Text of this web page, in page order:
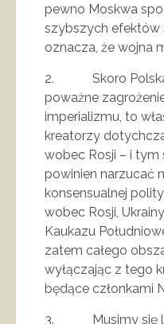
pewno Moskwa
szybszych efektów
oznacza, że wojna
2. Skoro Polska
poważne
imperializmu, to
kreatorzy
wobec Rosji – i tym
powinien narzucać
konsensualnej
wobec Rosji,
Kaukazu
zatem całego
wyłączając z tego
będące członkami
3. Musimy się